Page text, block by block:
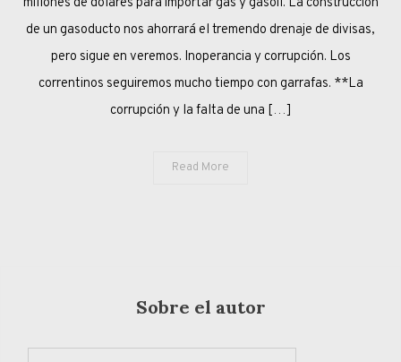
de un gasoducto nos ahorrará el tremendo drenaje de divisas,
pero sigue en veremos. Inoperancia y corrupción. Los
correntinos seguiremos mucho tiempo con garrafas. **La
corrupción y la falta de una […]
Read More
Sobre el autor